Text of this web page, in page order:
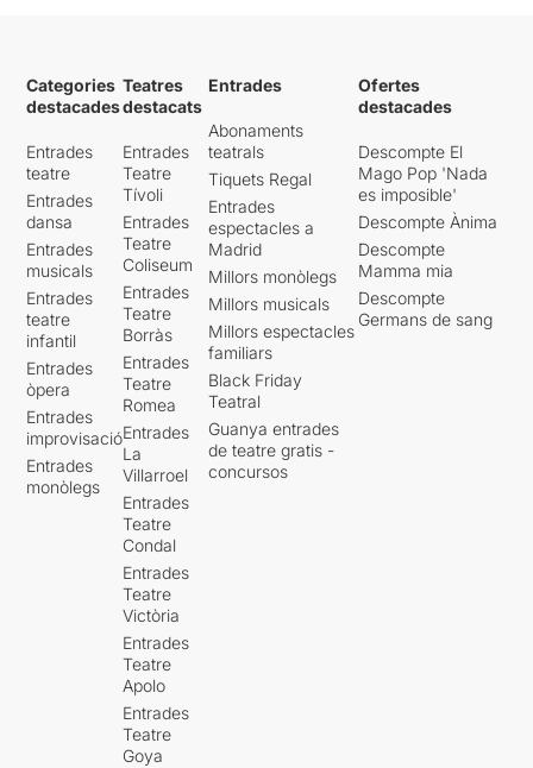
Categories
destacades
Entrades
teatre
Entrades
dansa
Entrades
musicals
Entrades
teatre
infantil
Entrades
òpera
Entrades
improvisació
Entrades
monòlegs
Teatres
destacats
Entrades
Teatre
Tívoli
Entrades
Teatre
Coliseum
Entrades
Teatre
Borràs
Entrades
Teatre
Romea
Entrades
La
Villarroel
Entrades
Teatre
Condal
Entrades
Teatre
Victòria
Entrades
Teatre
Apolo
Entrades
Teatre
Goya
Entrades
Abonaments
teatrals
Tiquets Regal
Entrades
espectacles a
Madrid
Millors monòlegs
Millors musicals
Millors espectacles
familiars
Black Friday
Teatral
Guanya entrades
de teatre gratis -
concursos
Ofertes
destacades
Descompte El
Mago Pop 'Nada
es imposible'
Descompte Ànima
Descompte
Mamma mia
Descompte
Germans de sang